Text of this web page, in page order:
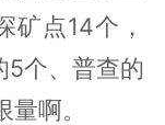
矿点14个，
5个、普查的
啊。